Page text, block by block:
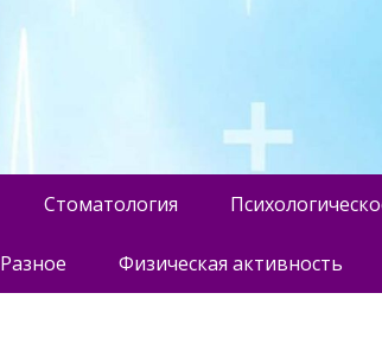
Стоматология
Разное Физическая активность